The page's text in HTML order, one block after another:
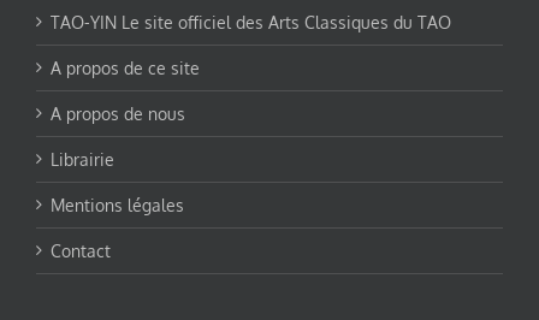
TAO-YIN Le site officiel des Arts Classiques du TAO
A propos de ce site
A propos de nous
Librairie
Mentions légales
Contact